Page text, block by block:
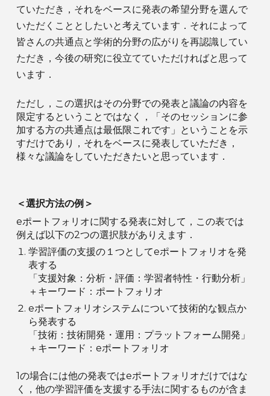
ていただき，それをベースに発表の希望分野を選んで
いただくこととしたいと考えています．それによって
皆さんの共通点と学術的分野の広がりを再認識してい
ただき，今後の研究に役立てていただければと思って
います．
ただし，この選択はその分野での発表と議論の内容を
限定するということではなく，「そのセッションに参
加する方の共通点は最低限これです」ということを示
すだけであり，それをベースに発表していただき，
様々な議論をしていただきたいと思っています．
＜選択方法の例＞
eポートフォリオに関する発表に対して，この表では
例えば以下の2つの選択肢がありえます．
学習評価の支援の１つとしてeポートフォリオを発
表する
「支援対象：分析・評価：学習者特性・行動分析」
＋キーワード：ポートフォリオ
eポートフォリオシステムについて技術的な観点か
ら発表する
「技術：技術開発・運用：プラットフォーム開発」
＋キーワード：eポートフォリオ
1の場合には他の発表ではeポートフォリオだけではな
く，他の学習評価を支援する手法に関するものが含ま